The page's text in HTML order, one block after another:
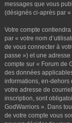
messages que vous
(désignés ci-après par
Votre compte
par « votre nom
de vous connecter à
passe ») et une
compte sur « Forum de
des données
informations, en-dehors
votre adresse de
inscription, sont
GodWarriors ». Dans
de votre compte vous